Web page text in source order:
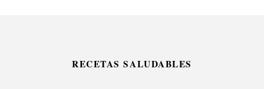
RECETAS SALUDABLES